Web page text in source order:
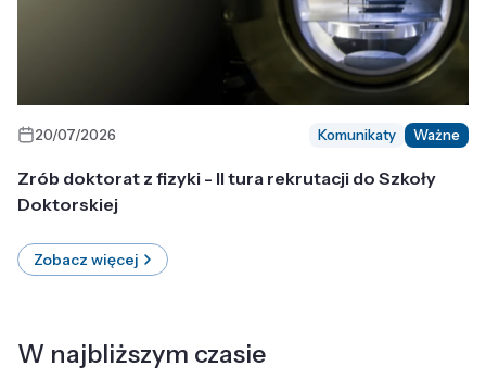
20/07/2026 Komunikaty Ważne
Zrób doktorat z fizyki - II tura rekrutacji do Szkoły
Doktorskiej
Zobacz więcej
W najbliższym czasie